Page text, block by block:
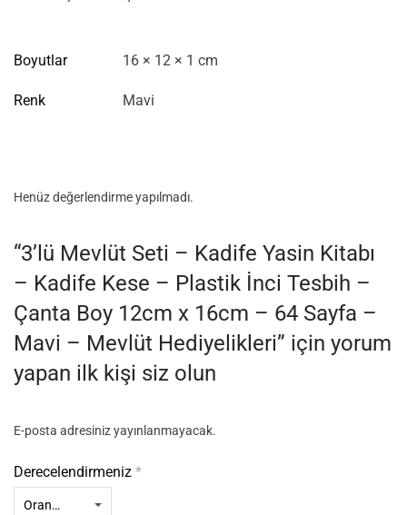
Boyutlar 16 × 12 × 1 cm
Renk Mavi
Henüz değerlendirme yapılmadı.
“3’lü Mevlüt Seti – Kadife Yasin Kitabı
– Kadife Kese – Plastik İnci Tesbih –
Çanta Boy 12cm x 16cm – 64 Sayfa –
Mavi – Mevlüt Hediyelikleri” için yorum
yapan ilk kişi siz olun
E-posta adresiniz yayınlanmayacak.
Derecelendirmeniz *